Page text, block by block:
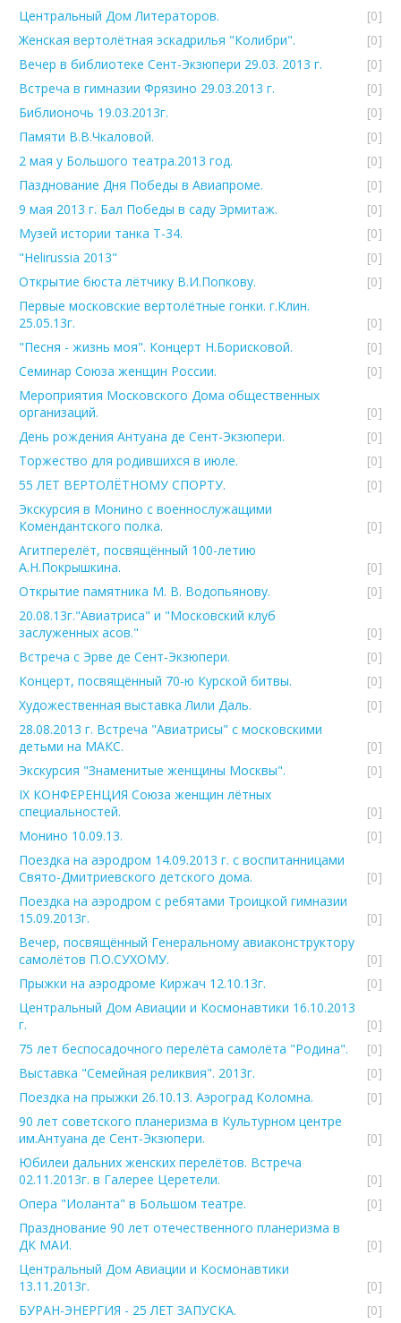
Центральный Дом Литераторов.
[0]
Женская вертолётная эскадрилья "Колибри".
[0]
Вечер в библиотеке Сент-Экзюпери 29.03. 2013 г.
[0]
Встреча в гимназии Фрязино 29.03.2013 г.
[0]
Библионочь 19.03.2013г.
[0]
Памяти В.В.Чкаловой.
[0]
2 мая у Большого театра.2013 год.
[0]
Пазднование Дня Победы в Авиапроме.
[0]
9 мая 2013 г. Бал Победы в саду Эрмитаж.
[0]
Музей истории танка Т-34.
[0]
"Helirussia 2013"
[0]
Открытие бюста лётчику В.И.Попкову.
[0]
Первые московские вертолётные гонки. г.Клин.
25.05.13г.
[0]
"Песня - жизнь моя". Концерт Н.Борисковой.
[0]
Семинар Союза женщин России.
[0]
Мероприятия Московского Дома общественных
организаций.
[0]
День рождения Антуана де Сент-Экзюпери.
[0]
Торжество для родившихся в июле.
[0]
55 ЛЕТ ВЕРТОЛЁТНОМУ СПОРТУ.
[0]
Экскурсия в Монино с военнослужащими
Комендантского полка.
[0]
Агитперелёт, посвящённый 100-летию
А.Н.Покрышкина.
[0]
Открытие памятника М. В. Водопьянову.
[0]
20.08.13г."Авиатриса" и "Московский клуб
заслуженных асов."
[0]
Встреча с Эрве де Сент-Экзюпери.
[0]
Концерт, посвящённый 70-ю Курской битвы.
[0]
Художественная выставка Лили Даль.
[0]
28.08.2013 г. Встреча "Авиатрисы" с московскими
детьми на МАКС.
[0]
Экскурсия "Знаменитые женщины Москвы".
[0]
IX КОНФЕРЕНЦИЯ Союза женщин лётных
специальностей.
[0]
Монино 10.09.13.
[0]
Поездка на аэродром 14.09.2013 г. с воспитанницами
Свято-Дмитриевского детского дома.
[0]
Поездка на аэродром с ребятами Троицкой гимназии
15.09.2013г.
[0]
Вечер, посвящённый Генеральному авиаконструктору
самолётов П.О.СУХОМУ.
[0]
Прыжки на аэродроме Киржач 12.10.13г.
[0]
Центральный Дом Авиации и Космонавтики 16.10.2013
г.
[0]
75 лет беспосадочного перелёта самолёта "Родина".
[0]
Выставка "Семейная реликвия". 2013г.
[0]
Поездка на прыжки 26.10.13. Аэроград Коломна.
[0]
90 лет советского планеризма в Культурном центре
им.Антуана де Сент-Экзюпери.
[0]
Юбилеи дальних женских перелётов. Встреча
02.11.2013г. в Галерее Церетели.
[0]
Опера "Иоланта" в Большом театре.
[0]
Празднование 90 лет отечественного планеризма в
ДК МАИ.
[0]
Центральный Дом Авиации и Космонавтики
13.11.2013г.
[0]
БУРАН-ЭНЕРГИЯ - 25 ЛЕТ ЗАПУСКА.
[0]